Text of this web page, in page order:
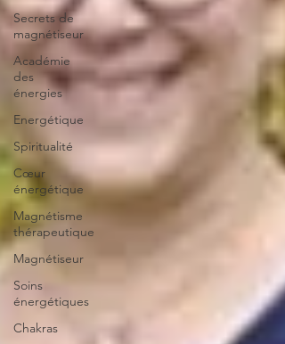
Secrets de
magnétiseur
Académie
des
énergies
Energétique
Spiritualité
Cœur
énergétique
Magnétisme
thérapeutique
Magnétiseur
Soins
énergétiques
Chakras